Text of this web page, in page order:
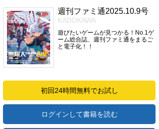
週刊ファミ通2025.10.9号
KADOKAWA
遊びたいゲームが見つかる！No.1ゲ
ーム総合誌、週刊ファミ通をまるご
と電子化！！
初回24時間無料でお試し
ログインして書籍を読む